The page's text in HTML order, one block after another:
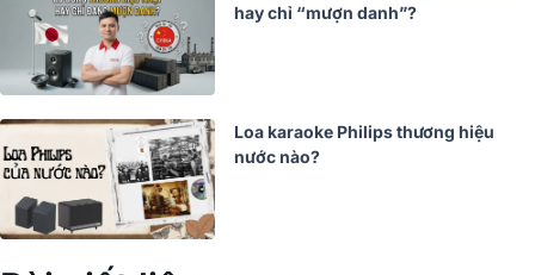
hay chỉ “mượn danh”?
Loa karaoke Philips thương hiệu
nước nào?